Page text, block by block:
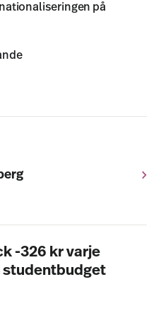
på
-326 kr varje
studentbudget